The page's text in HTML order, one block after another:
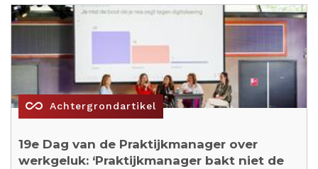
all_inclusive Achtergrondartikel
19e Dag van de Praktijkmanager over
werkgeluk: ‘Praktijkmanager bakt niet de